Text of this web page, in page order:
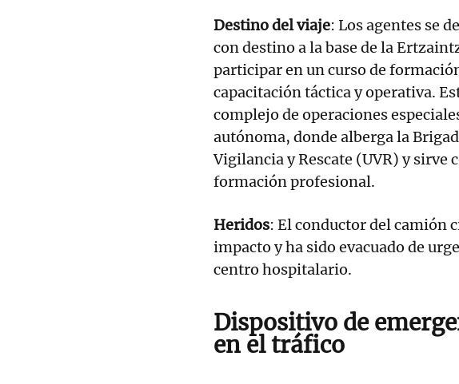
Destino del viaje: Los agentes se
con destino a la base de la
participar en un curso de
capacitación táctica y operativa.
complejo de operaciones
autónoma, donde alberga la
Vigilancia y Rescate (UVR) y sirve
formación profesional.
Heridos: El conductor del camión
impacto y ha sido evacuado de
centro hospitalario.
Dispositivo de
en el tráfico